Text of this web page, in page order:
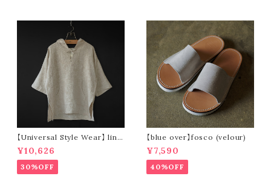
【Universal Style Wear】 line
n mexican parka (off white)
¥10,626
30%OFF
【blue over】fosco (velour)
¥7,590
40%OFF